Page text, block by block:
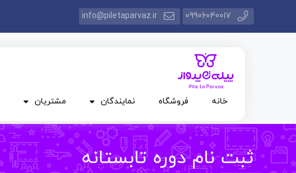
09906040017
info@piletaparvaz.ir
خانه فروشگاه نمایندگان مشتریان
ثبت نام دوره تابستانه